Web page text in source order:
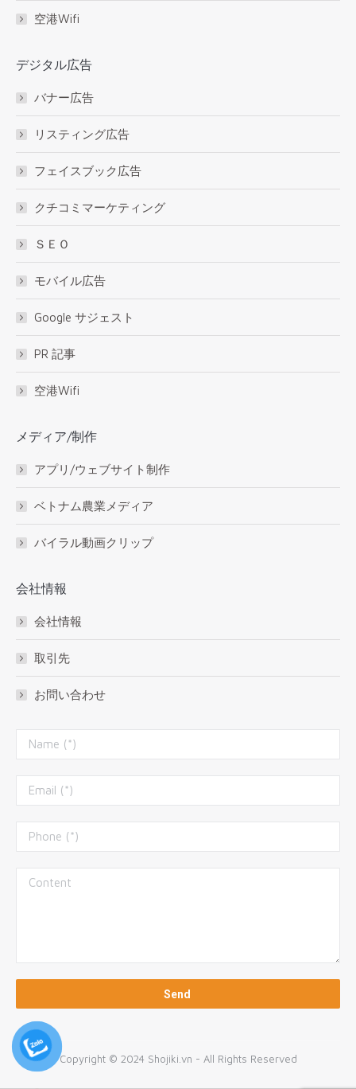
空港Wifi
デジタル広告
バナー広告
リスティング広告
フェイスブック広告
クチコミマーケティング
ＳＥＯ
モバイル広告
Google サジェスト
PR 記事
空港Wifi
メディア/制作
アプリ/ウェブサイト制作
ベトナム農業メディア
バイラル動画クリップ
会社情報
会社情報
取引先
お問い合わせ
Copyright © 2024 Shojiki.vn - All Rights Reserved